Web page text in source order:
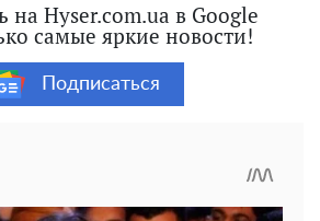
Hyser.com.ua в Google
самые яркие новости!
Подписаться